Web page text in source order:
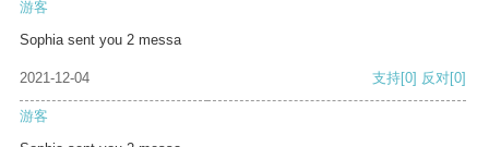
游客
Sophia sent you 2 messa
2021-12-04 支持[0] 反对[0]
游客